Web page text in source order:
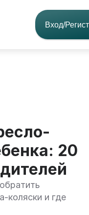
Вход/
20
коляски и где